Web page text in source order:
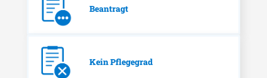
Beantragt
Kein Pflegegrad